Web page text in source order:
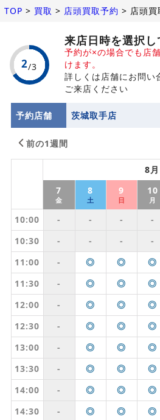
TOP > 買取 > 店頭買取予約 > 店頭
来店日時を選択
予約が×の場合でも店
けます。
詳しくは店舗にお問い
ご来店ください
予約店舗 茨城取手店
前の1週間
8月
7
金
8
土
9
日
10
月
10:00 - - - -
10:30
- - - -
11:00
- ◎ ◎ ◎
11:30
- ◎ ◎ ◎
12:00
- ◎ ◎ ◎
12:30
- ◎ ◎ ◎
13:00
- ◎ ◎ ◎
13:30
- ◎ ◎ ◎
14:00
- ◎ ◎ ◎
14:30
- ◎ ◎ ◎